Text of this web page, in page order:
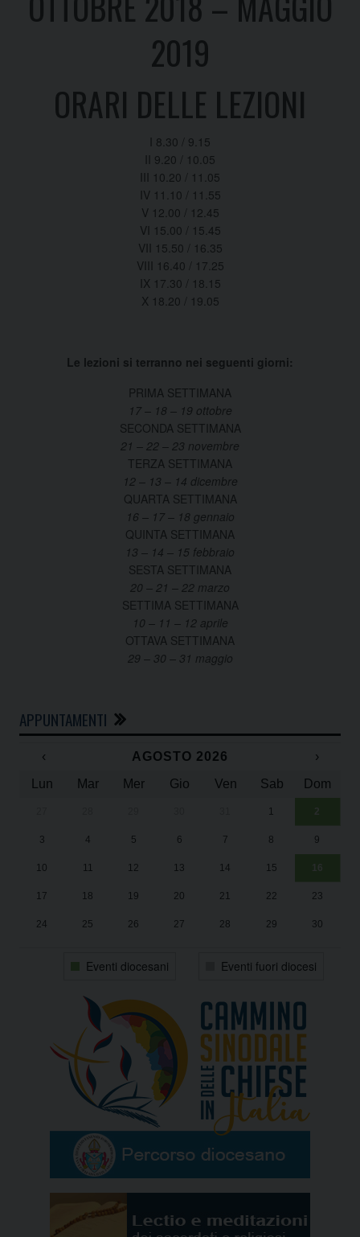
2019
ORARI DELLE LEZIONI
I 8.30 / 9.15
II 9.20 / 10.05
III 10.20 / 11.05
IV 11.10 / 11.55
V 12.00 / 12.45
VI 15.00 / 15.45
VII 15.50 / 16.35
VIII 16.40 / 17.25
IX 17.30 / 18.15
X 18.20 / 19.05
Le lezioni si terranno nei seguenti giorni:
PRIMA SETTIMANA
17 – 18 – 19 ottobre
SECONDA SETTIMANA
21 – 22 – 23 novembre
TERZA SETTIMANA
12 – 13 – 14 dicembre
QUARTA SETTIMANA
16 – 17 – 18 gennaio
QUINTA SETTIMANA
13 – 14 – 15 febbraio
SESTA SETTIMANA
20 – 21 – 22 marzo
SETTIMA SETTIMANA
10 – 11 – 12 aprile
OTTAVA SETTIMANA
29 – 30 – 31 maggio
APPUNTAMENTI
‹ AGOSTO 2026
›
Lun
Mar Mer Gio Ven Sab Dom
1 2
3 4 5 6 7 8 9
10 11 12 13 14 15 16
17 18 19 20 21 22 23
24 25 26 27 28 29 30
Eventi diocesani Eventi fuori diocesi